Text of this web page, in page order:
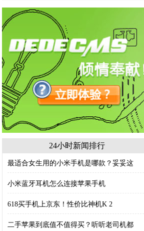
24小时新闻排行
最适合女生用的小米手机是哪款？妥妥这
小米蓝牙耳机怎么连接苹果手机
618买手机上京东！性价比神机K 2
二手苹果到底值不值得买？听听老司机都